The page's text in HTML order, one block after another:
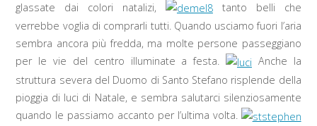
glassate dai colori natalizi,
tanto belli che
verrebbe voglia di comprarli tutti. Quando usciamo fuori l’aria
sembra ancora più fredda, ma molte persone passeggiano
per le vie del centro illuminate a festa.
Anche la
struttura severa del Duomo di Santo Stefano risplende della
pioggia di luci di Natale, e sembra salutarci silenziosamente
quando le passiamo accanto per l’ultima volta.